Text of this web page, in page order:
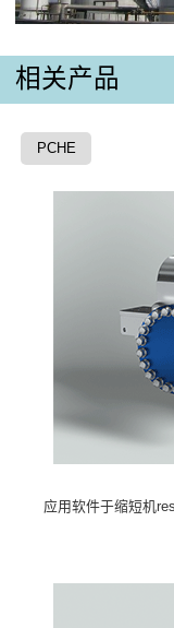
相关产品
PCHE
应用软件于缩短机